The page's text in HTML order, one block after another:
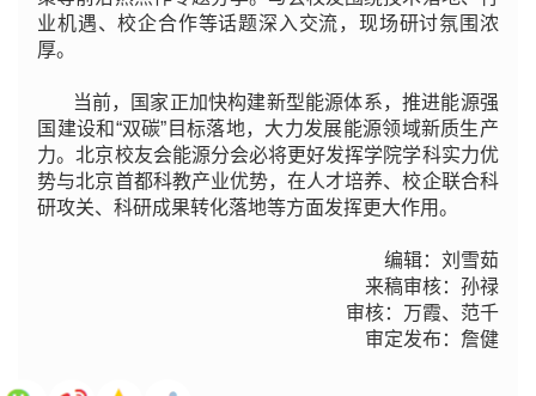
业机遇、校企合作等话题深入交流，现场研讨氛围浓
厚。
当前，国家正加快构建新型能源体系，推进能源强
国建设和“双碳”目标落地，大力发展能源领域新质生产
力。北京校友会能源分会必将更好发挥学院学科实力优
势与北京首都科教产业优势，在人才培养、校企联合科
研攻关、科研成果转化落地等方面发挥更大作用。
编辑：刘雪茹
来稿审核：孙禄
审核：万霞、范千
审定发布：詹健